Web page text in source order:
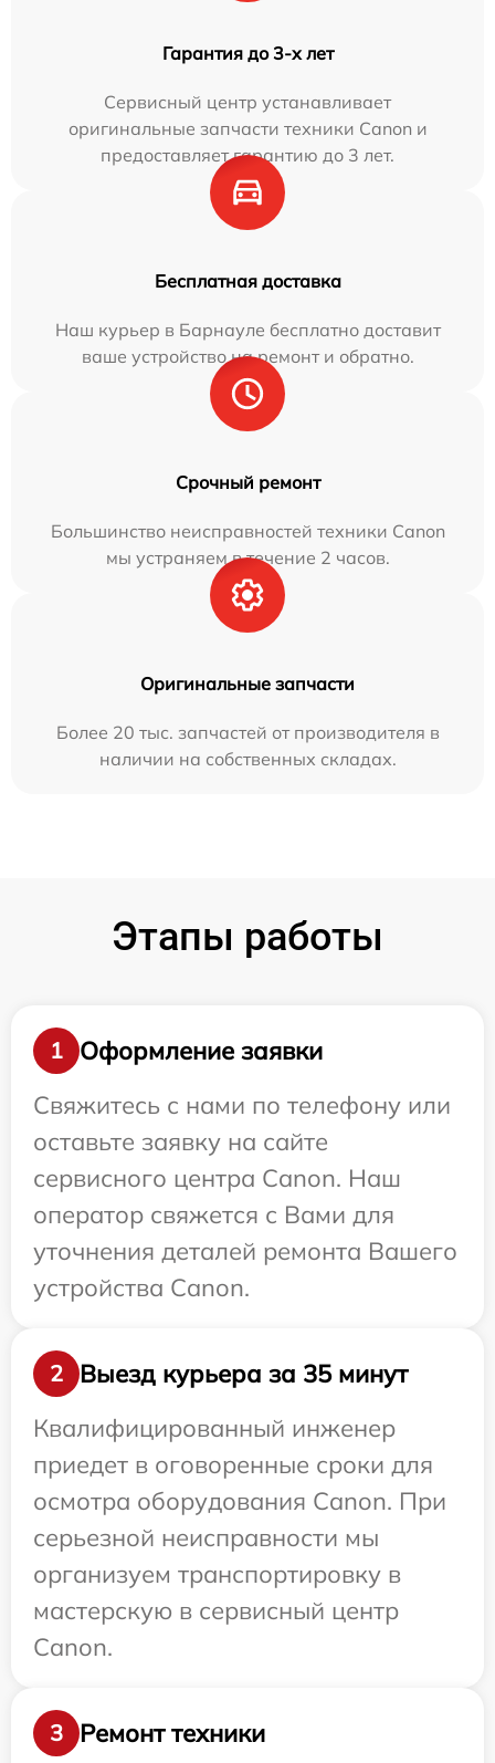
Гарантия до 3-х лет
Сервисный центр устанавливает
оригинальные запчасти техники Canon и
предоставляет гарантию до 3 лет.
Бесплатная доставка
Наш курьер в Барнауле бесплатно доставит
ваше устройство на ремонт и обратно.
Срочный ремонт
Большинство неисправностей техники Canon
мы устраняем в течение 2 часов.
Оригинальные запчасти
Более 20 тыс. запчастей от производителя в
наличии на собственных складах.
Этапы работы
1
Оформление заявки
Свяжитесь с нами по телефону или
оставьте заявку на сайте
сервисного центра Canon. Наш
оператор свяжется с Вами для
уточнения деталей ремонта Вашего
устройства Canon.
2
Выезд курьера за 35 минут
Квалифицированный инженер
приедет в оговоренные сроки для
осмотра оборудования Canon. При
серьезной неисправности мы
организуем транспортировку в
мастерскую в сервисный центр
Canon.
3 Ремонт техники